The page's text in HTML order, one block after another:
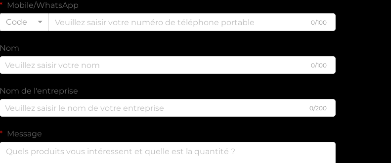
Mobile/WhatsApp
Code
0/100
Nom
0/100
Nom de l'entreprise
0/200
Message